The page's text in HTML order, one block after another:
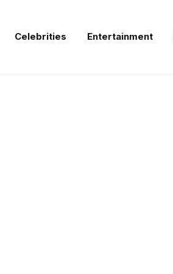
Celebrities Entertainment